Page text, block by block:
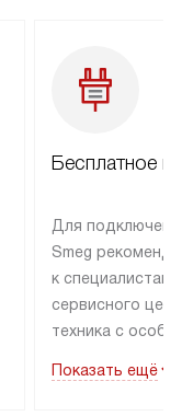
Бесплатное
Для
Smeg
к специалистам
сервисного
техника с
коммуникациям.
Показать ещё